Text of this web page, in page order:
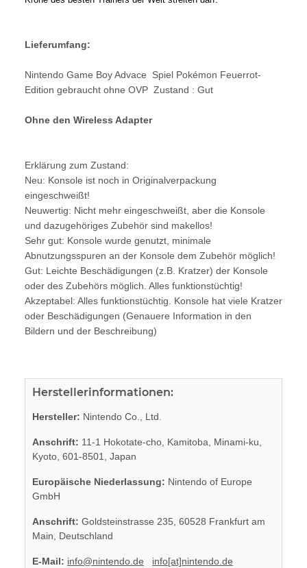
Lieferumfang:
Nintendo Game Boy Advace Spiel Pokémon Feuerrot-
Edition gebraucht ohne OVP Zustand : Gut
Ohne den Wireless Adapter
Erklärung zum Zustand:
Neu: Konsole ist noch in Originalverpackung
eingeschweißt!
Neuwertig: Nicht mehr eingeschweißt, aber die Konsole
und dazugehöriges Zubehör sind makellos!
Sehr gut: Konsole wurde genutzt, minimale
Abnutzungsspuren an der Konsole dem Zubehör möglich!
Gut: Leichte Beschädigungen (z.B. Kratzer) der Konsole
oder des Zubehörs möglich. Alles funktionstüchtig!
Akzeptabel: Alles funktionstüchtig. Konsole hat viele Kratzer
oder Beschädigungen (Genauere Information in den
Bildern und der Beschreibung)
Herstellerinformationen:
Hersteller: Nintendo Co., Ltd.
Anschrift: 11-1 Hokotate-cho, Kamitoba, Minami-ku,
Kyoto, 601-8501, Japan
Europäische Niederlassung: Nintendo of Europe
GmbH
Anschrift: Goldsteinstrasse 235, 60528 Frankfurt am
Main, Deutschland
E-Mail: info@nintendo.de info[at]nintendo.de